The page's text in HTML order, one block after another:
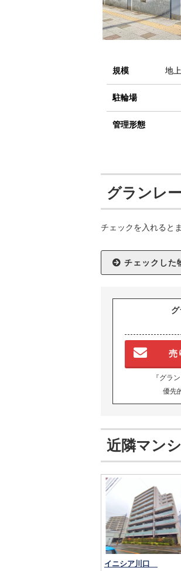
規模 地
駐輪場
管理形態
グランレ
チェックを入れると
売
『グラ
優先
近隣マン
イニシア川口